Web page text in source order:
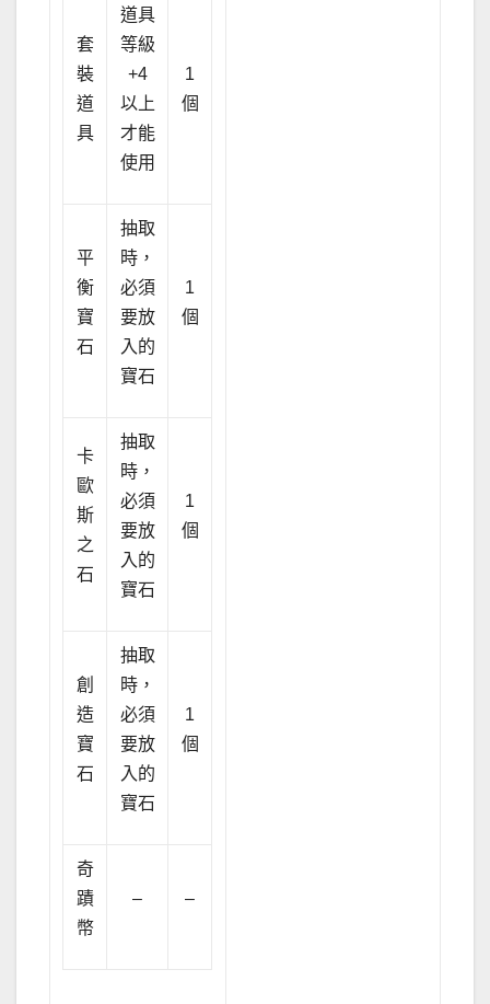
套
裝
道
具
道具
等級
+4
以上
才能
使用
1
個
平
衡
寶
石
抽取
時，
必須
要放
入的
寶石
1
個
卡
歐
斯
之
石
抽取
時，
必須
要放
入的
寶石
1
個
創
造
寶
石
抽取
時，
必須
要放
入的
寶石
1
個
奇
蹟
幣
– –